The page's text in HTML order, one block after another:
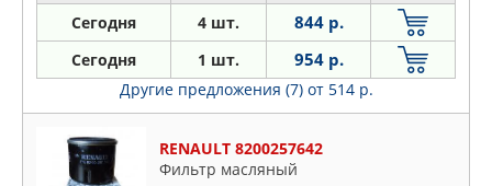
Сегодня 4 шт. 844 р.
Сегодня 1 шт. 954 р.
Другие предложения (7) от 514 р.
RENAULT 8200257642
Фильтр масляный